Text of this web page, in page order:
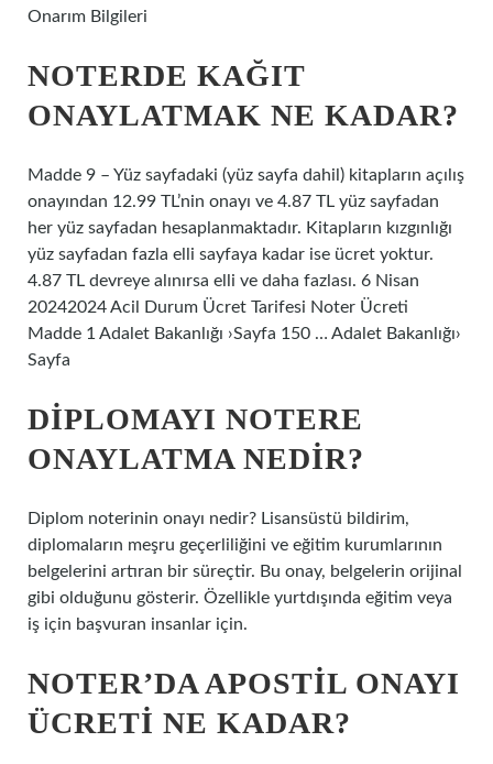
Onarım Bilgileri
NOTERDE KAĞIT
ONAYLATMAK NE KADAR?
Madde 9 – Yüz sayfadaki (yüz sayfa dahil) kitapların açılış
onayından 12.99 TL’nin onayı ve 4.87 TL yüz sayfadan
her yüz sayfadan hesaplanmaktadır. Kitapların kızgınlığı
yüz sayfadan fazla elli sayfaya kadar ise ücret yoktur.
4.87 TL devreye alınırsa elli ve daha fazlası. 6 Nisan
20242024 Acil Durum Ücret Tarifesi Noter Ücreti
Madde 1 Adalet Bakanlığı ›Sayfa 150 … Adalet Bakanlığı›
Sayfa
DIPLOMAYI NOTERE
ONAYLATMA NEDIR?
Diplom noterinin onayı nedir? Lisansüstü bildirim,
diplomaların meşru geçerliliğini ve eğitim kurumlarının
belgelerini artıran bir süreçtir. Bu onay, belgelerin orijinal
gibi olduğunu gösterir. Özellikle yurtdışında eğitim veya
iş için başvuran insanlar için.
NOTER’DA APOSTIL ONAYI
ÜCRETI NE KADAR?